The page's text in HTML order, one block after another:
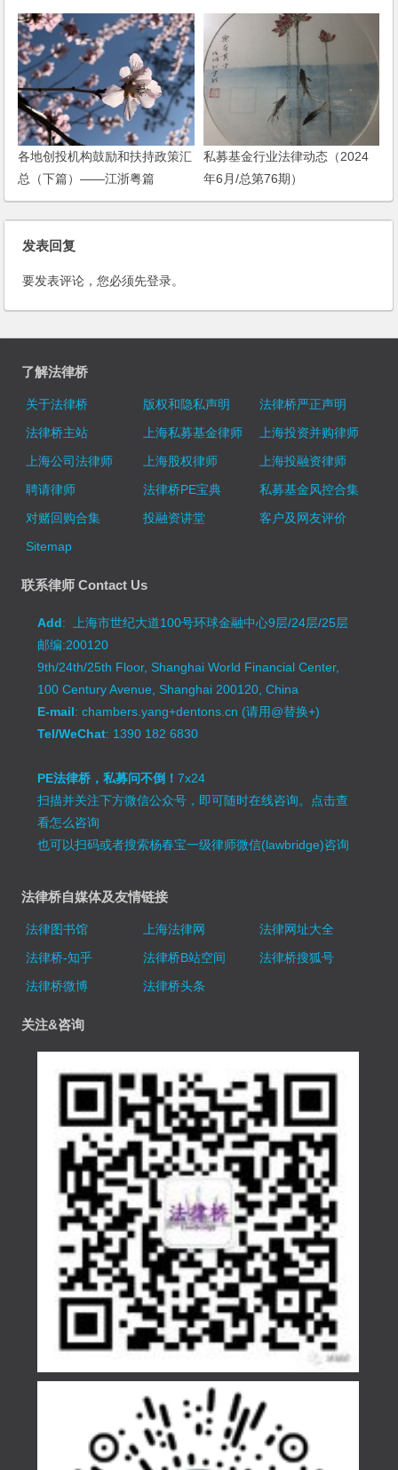
各地创投机构鼓励和扶持政策汇
总（下篇）——江浙粤篇
私募基金行业法律动态（2024
年6月/总第76期）
发表回复
要发表评论，您必须先登录。
了解法律桥
关于法律桥 版权和隐私声明
法律桥严正声明
法律桥主站
上海私募基金律师
上海投资并购律师
上海公司法律师
上海股权律师
上海投融资律师
聘请律师
法律桥PE宝典
私募基金风控合集
对赌回购合集
投融资讲堂
客户及网友评价
Sitemap
联系律师 Contact Us
Add: 上海市世纪大道100号环球金融中心9层/24层/25层
邮编:200120
9th/24th/25th Floor, Shanghai World Financial Center,
100 Century Avenue, Shanghai 200120, China
E-mail: chambers.yang+dentons.cn (请用@替换+)
Tel/WeChat: 1390 182 6830
PE法律桥，私募问不倒！7x24
扫描并关注下方微信公众号，即可随时在线咨询。 点击查
看怎么咨询
也可以扫码或者搜索杨春宝一级律师微信(lawbridge)咨询
法律桥自媒体及友情链接
法律图书馆 上海法律网
法律网址大全
法律桥-知乎
法律桥B站空间
法律桥搜狐号
法律桥微博
法律桥头条
关注&咨询